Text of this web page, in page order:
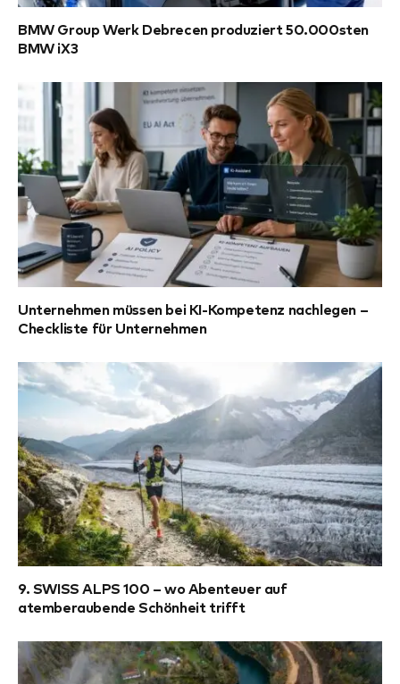
BMW Group Werk Debrecen produziert 50.000sten
BMW iX3
Unternehmen müssen bei KI-Kompetenz nachlegen –
Checkliste für Unternehmen
9. SWISS ALPS 100 – wo Abenteuer auf
atemberaubende Schönheit trifft